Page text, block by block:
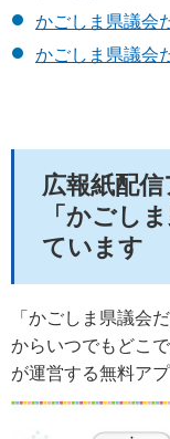
かごしま県議会
かごしま県議会
広報紙配
「かごし
ています
「かごしま県議会
からいつでもどこ
が運営する無料ア